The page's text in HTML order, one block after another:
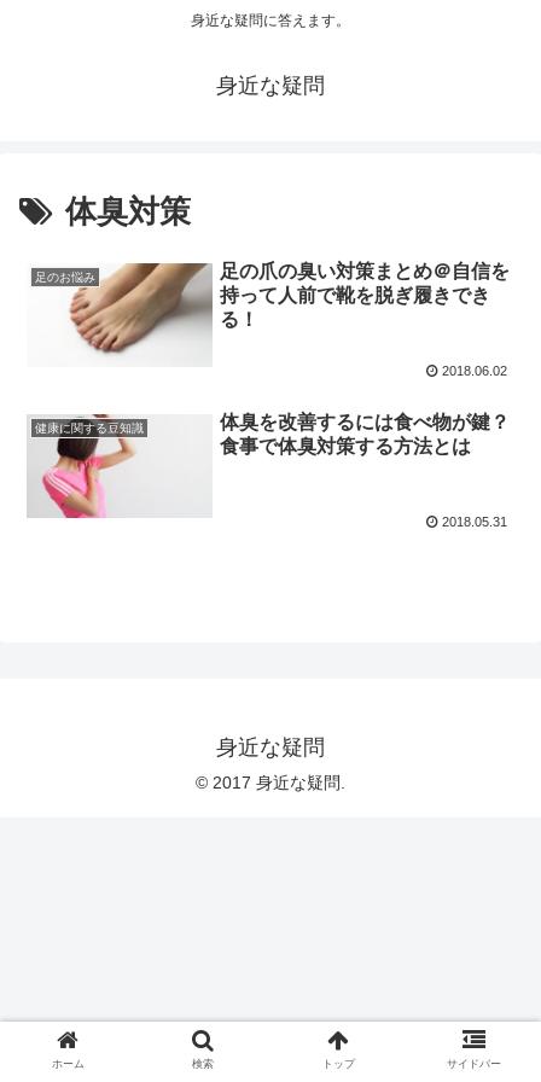
身近な疑問に答えます。
身近な疑問
体臭対策
足のお悩み
足の爪の臭い対策まとめ＠自信を
持って人前で靴を脱ぎ履きでき
る！
2018.06.02
健康に関する豆知識
体臭を改善するには食べ物が鍵？
食事で体臭対策する方法とは
2018.05.31
身近な疑問
© 2017 身近な疑問.
ホーム 検索 トップ サイドバー